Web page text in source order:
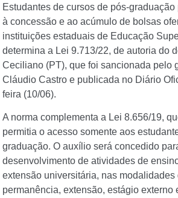
Estudantes de cursos de pós-
à concessão e ao acúmulo de bolsas
instituições estaduais de Educação
determina a Lei 9.713/22, de autoria do
Ceciliano (PT), que foi sancionada pelo
Cláudio Castro e publicada no Diário
feira (10/06).
A norma complementa a Lei 8.656/19,
permitia o acesso somente aos
graduação. O auxílio será concedido
desenvolvimento de atividades de
extensão universitária, nas modalidades
permanência, extensão, estágio externo